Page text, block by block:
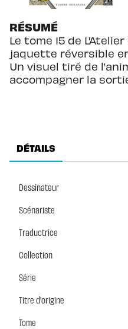
RÉSUMÉ
Le tome 15 de
jaquette réversible
Un visuel tiré de
accompagner la
DÉTAILS
Dessinateur
Scénariste
Traductrice
Collection
Série
Titre d'origine
Tome